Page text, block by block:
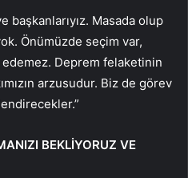
başkanlarıyız. Masada olup
Önümüzde seçim var,
edemez. Deprem felaketinin
arzusudur. Biz de görev
BEKLİYORUZ VE